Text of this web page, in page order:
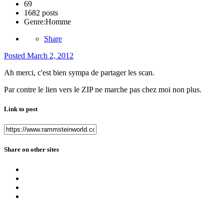
69
1682 posts
Genre:Homme
Share
Posted March 2, 2012
Ah merci, c'est bien sympa de partager les scan.
Par contre le lien vers le ZIP ne marche pas chez moi non plus.
Link to post
Share on other sites